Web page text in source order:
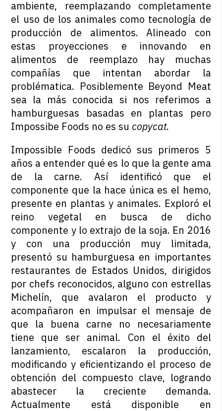
ambiente, reemplazando completamente
el uso de los animales como tecnología de
producción de alimentos. Alineado con
estas proyecciones e innovando en
alimentos de reemplazo hay muchas
compañías que intentan abordar la
problématica. Posiblemente Beyond Meat
sea la más conocida si nos referimos a
hamburguesas basadas en plantas pero
Impossibe Foods no es su copycat.
Impossible Foods dedicó sus primeros 5
años a entender qué es lo que la gente ama
de la carne. Así identificó que el
componente que la hace única es el hemo,
presente en plantas y animales. Exploró el
reino vegetal en busca de dicho
componente y lo extrajo de la soja. En 2016
y con una producción muy limitada,
presentó su hamburguesa en importantes
restaurantes de Estados Unidos, dirigidos
por chefs reconocidos, alguno con estrellas
Michelín, que avalaron el producto y
acompañaron en impulsar el mensaje de
que la buena carne no necesariamente
tiene que ser animal. Con el éxito del
lanzamiento, escalaron la producción,
modificando y eficientizando el proceso de
obtención del compuesto clave, logrando
abastecer la creciente demanda.
Actualmente está disponible en